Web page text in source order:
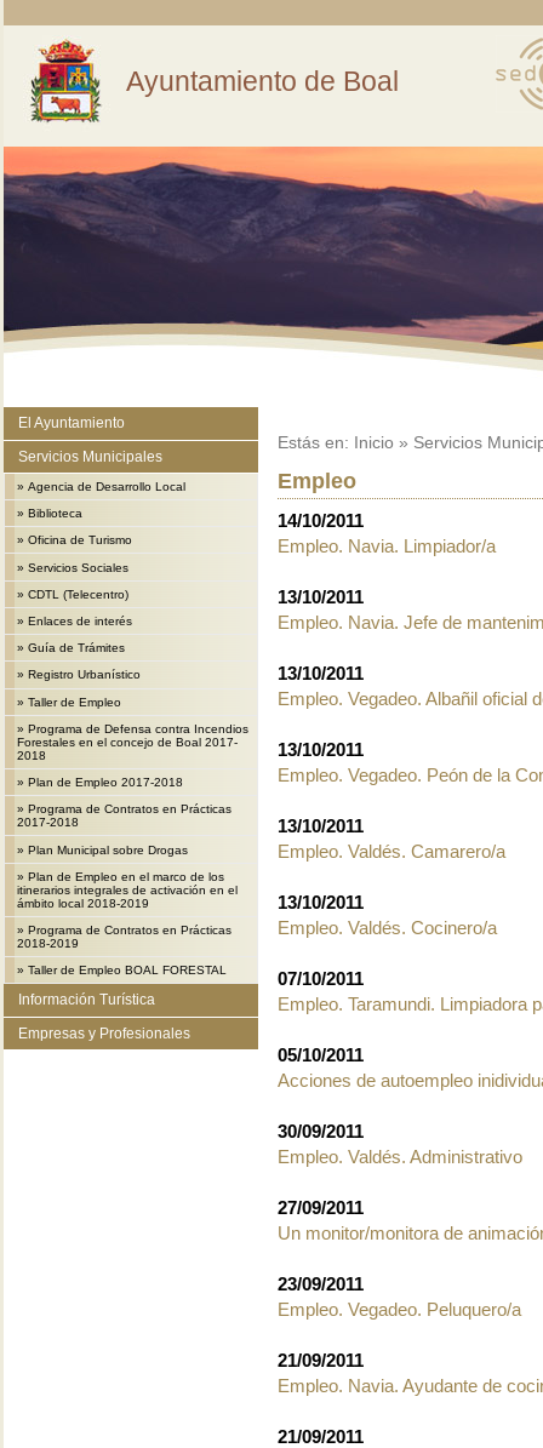
Ayuntamiento de Boal
El Ayuntamiento
Servicios Municipales
» Agencia de Desarrollo Local
» Biblioteca
» Oficina de Turismo
» Servicios Sociales
» CDTL (Telecentro)
» Enlaces de interés
» Guía de Trámites
» Registro Urbanístico
» Taller de Empleo
» Programa de Defensa contra Incendios
Forestales en el concejo de Boal 2017-
2018
» Plan de Empleo 2017-2018
» Programa de Contratos en Prácticas
2017-2018
» Plan Municipal sobre Drogas
» Plan de Empleo en el marco de los
itinerarios integrales de activación en el
ámbito local 2018-2019
» Programa de Contratos en Prácticas
2018-2019
» Taller de Empleo BOAL FORESTAL
Información Turística
Empresas y Profesionales
Estás en: Inicio » Servicios
Empleo
14/10/2011
Empleo. Navia. Limpiador/a
13/10/2011
Empleo. Navia. Jefe de
13/10/2011
Empleo. Vegadeo. Albañil oficial
13/10/2011
Empleo. Vegadeo. Peón de la
13/10/2011
Empleo. Valdés. Camarero/a
13/10/2011
Empleo. Valdés. Cocinero/a
07/10/2011
Empleo. Taramundi. Limpiadora
05/10/2011
Acciones de autoempleo
30/09/2011
Empleo. Valdés. Administrativo
27/09/2011
Un monitor/monitora de
23/09/2011
Empleo. Vegadeo. Peluquero/a
21/09/2011
Empleo. Navia. Ayudante de
21/09/2011